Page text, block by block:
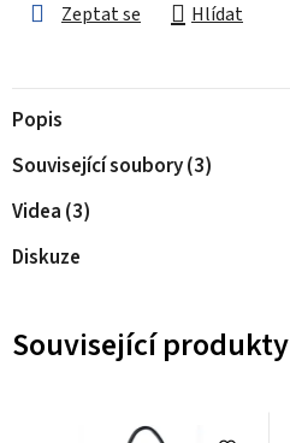
Zeptat se Hlídat
Popis
Související soubory (3)
Videa (3)
Diskuze
Související produkty